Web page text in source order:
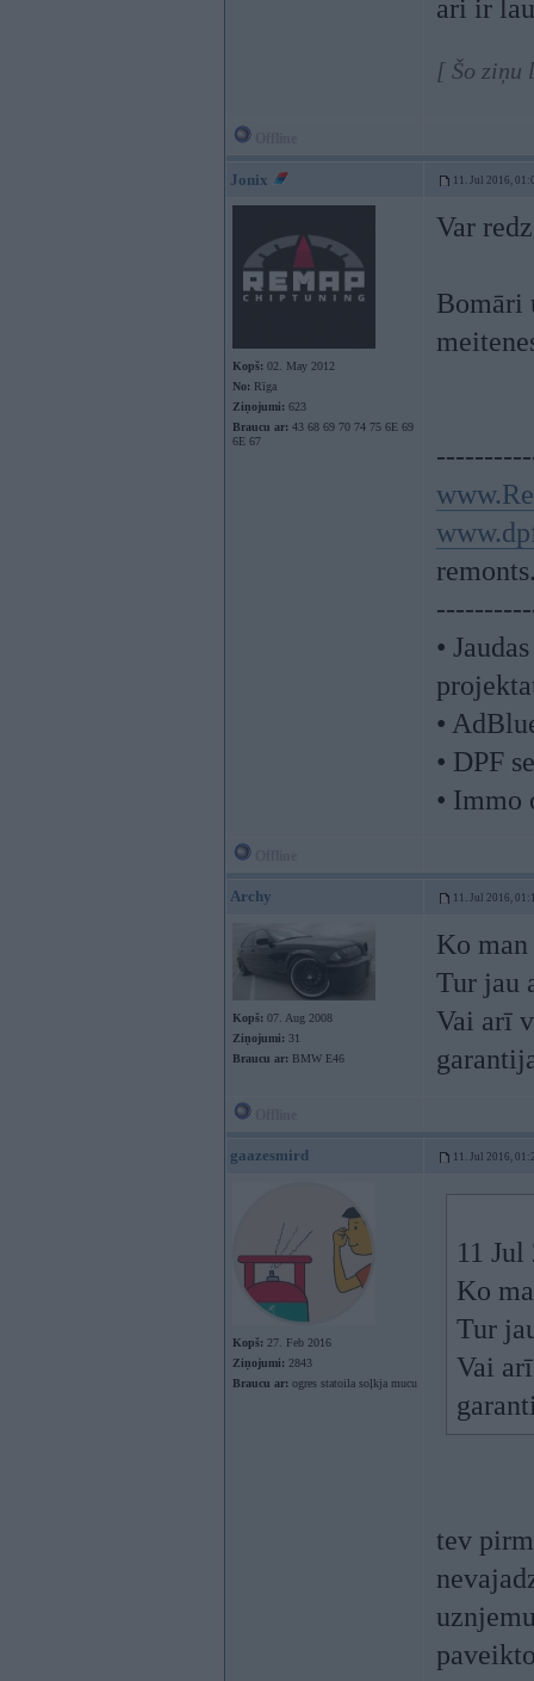
ari ir
[ Šo ziņu
Jonix 11. Jul 2016,
Kopš: 02. May 2012
No: Rīga
Ziņojumi: 623
Braucu ar: 43 68 69 70 74 75 6E 69
6E 67
Var
Bomāri
•
•
• DPF
• Immo
Archy 11. Jul 2016,
Kopš: 07. Aug 2008
Ziņojumi: 31
Braucu ar: BMW E46
Ko
Tur jau
Vai arī
gaazesmird 11. Jul 2016,
Kopš: 27. Feb 2016
Ziņojumi: 2843
Braucu ar: ogres statoila soļkja mucu
11
Ko
Tur
Vai
tev